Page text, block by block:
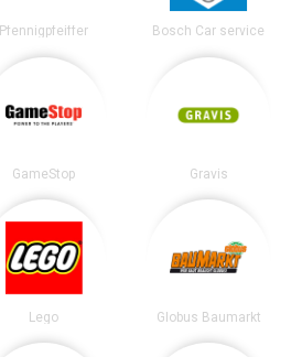
Pfennigpfeiffer Bosch Car service
GameStop Gravis
Lego Globus Baumarkt